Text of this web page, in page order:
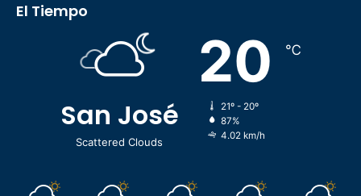
El Tiempo
San José
Scattered Clouds
20 ℃
21º - 20º
87%
4.02 km/h